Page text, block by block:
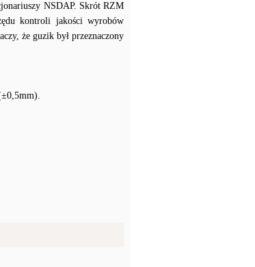
NSDAP. Skrót RZM
kontroli jakości wyrobów
że guzik był przeznaczony